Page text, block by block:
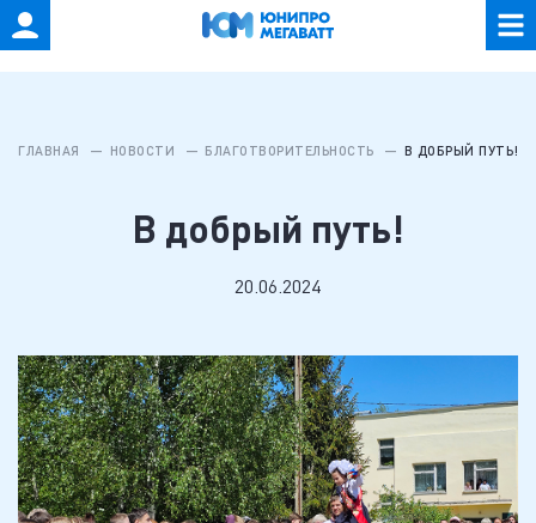
ГЛАВНАЯ НОВОСТИ БЛАГОТВОРИТЕЛЬНОСТЬ В ДОБРЫЙ ПУТЬ!
В добрый путь!
20.06.2024